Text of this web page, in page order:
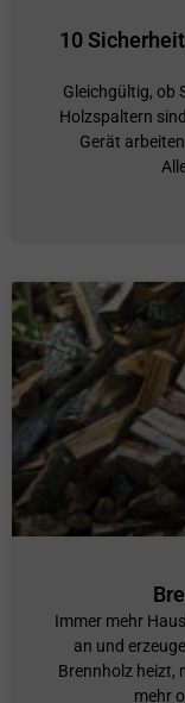
10
Gleichgültig, ob
Holzspaltern
Gerät
Immer mehr
an und
Brennholz heizt,
mehr